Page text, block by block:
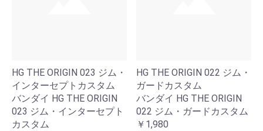
HG THE ORIGIN 023 ジム・
インターセプトカスタム
バンダイ HG THE ORIGIN
023 ジム・インターセプト
カスタム
HG THE ORIGIN 022 ジム・
ガードカスタム
バンダイ HG THE ORIGIN
022 ジム・ガードカスタム
￥1,980